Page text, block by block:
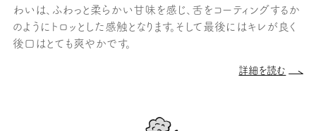
わいは、ふわっと柔らかい甘味を感じ、舌をコーティングするか
のようにトロッとした感触となります。そして最後にはキレが良く
後口はとても爽やかです。
詳細を読む